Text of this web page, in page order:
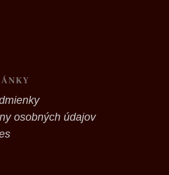
osobných údajov